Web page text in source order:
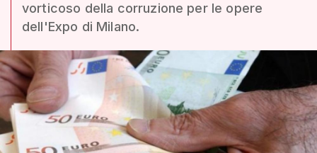
vorticoso della corruzione per le opere
dell'Expo di Milano.